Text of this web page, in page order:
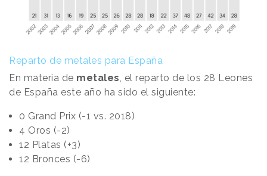
Reparto de metales para España
En materia de metales , el reparto de los 28 Leones
de España este año ha sido el siguiente:
0 Grand Prix (-1 vs. 2018)
4 Oros (-2)
12 Platas (+3)
12 Bronces (-6)